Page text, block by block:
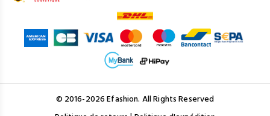
© 2016-2026 Efashion. All Rights Reserved